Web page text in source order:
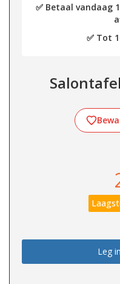
✅ Betaal vandaag
✅ Tot
Leg